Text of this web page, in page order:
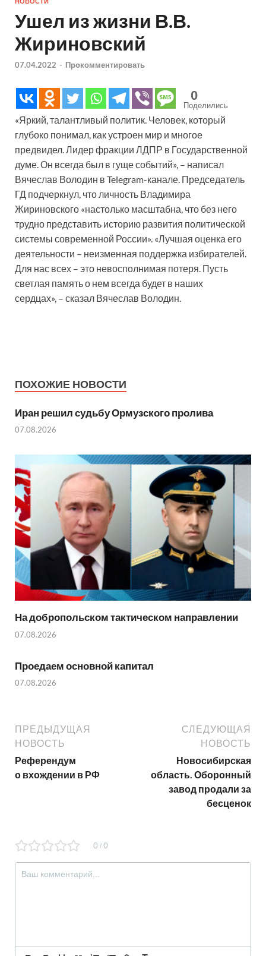
Ушел из жизни В.В.
Жириновский
07.04.2022 - Прокомментировать
0
Поделились
«Яркий, талантливый политик. Человек, который
глубоко понимал, как устроен мир и многое
предвидел. Лидер фракции ЛДПР в Государственной
думе. Он всегда был в гуще событий», – написал
Вячеслав Володин в Telegram-канале. Председатель
ГД подчеркнул, что личность Владимира
Жириновского «настолько масштабна, что без него
трудно представить историю развития политической
системы современной России». «Лучшая оценка его
деятельности – неизменная поддержка избирателей.
Для нас всех – это невосполнимая потеря. Пусть
светлая память о нем всегда будет в наших
сердцах», – сказал Вячеслав Володин.
ПОХОЖИЕ НОВОСТИ
Иран решил судьбу Ормузского пролива
07.08.2026
На добропольском тактическом направлении
07.08.2026
Проедаем основной капитал
07.08.2026
ПРЕДЫДУЩАЯ
НОВОСТЬ
Референдум
о вхождении в РФ
СЛЕДУЮЩАЯ
НОВОСТЬ
Новосибирская
область. Оборонный
завод продали за
бесценок
0 / 0